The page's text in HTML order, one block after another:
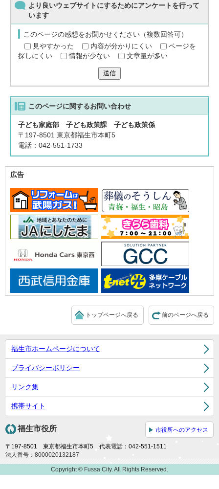
より良いウェブサイトにするためにアンケートを行って
います
このページの感想をお聞かせください（複数回答可）
見やすかった
内容が分かりにくい
ページを
探しにくい
情報が少ない 文章量が多い
送信
このページに関するお問い合わせ
子ども家庭部 子ども政策課 子ども政策係
〒197-8501 東京都福生市本町5
電話：042-551-1733
広告
前のページへ戻る
トップページへ戻る
福生市ホームページについて
プライバシーポリシー
リンク集
携帯サイト
福生市役所 市役所へのアクセス
〒197-8501 東京都福生市本町5 代表電話：042-551-1511
法人番号：8000020132187
Copyright © Fussa City. All Rights Reserved.